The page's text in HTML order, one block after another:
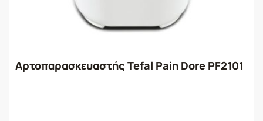
Αρτοπαρασκευαστής Tefal Pain Dore PF2101